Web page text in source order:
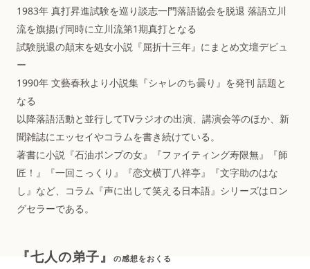
1983年 真打昇進試験を巡り談志一門落語協会を脱退 落語立川
流を旗揚げ同時に立川流第1期真打となる
試験脱退の顛末を処女小説『屈折十三年』にまとめ文壇デビュ
ー
1990年 文藝春秋より小説集『シャレのち曇り』を発刊 話題と
なる
以降落語活動と並行してTVラジオの出演、講演会等のほか、新
聞雑誌にエッセイやコラムを書き続けている。
著書に小説『石油ポンプの女』『ファイティング寿限無』『師
匠！』『一回こっくり』『恋文横丁八祥亭』『文字助のはな
し』など、コラム『声に出して笑える日本語』シリーズはロン
グセラーである。
『七人の弟子』 の感想をおくる